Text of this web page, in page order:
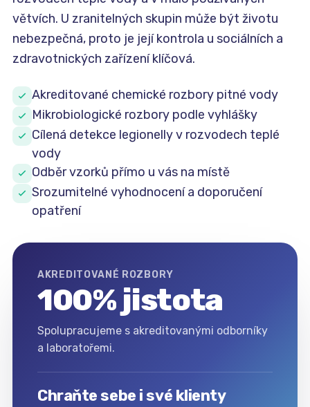
větvích. U zranitelných skupin může být životu
nebezpečná, proto je její kontrola u sociálních a
zdravotnických zařízení klíčová.
Akreditované chemické rozbory pitné vody
Mikrobiologické rozbory podle vyhlášky
Cílená detekce legionelly v rozvodech teplé
vody
Odběr vzorků přímo u vás na místě
Srozumitelné vyhodnocení a doporučení
opatření
AKREDITOVANÉ ROZBORY
100% jistota
Spolupracujeme s akreditovanými odborníky
a laboratořemi.
Chraňte sebe i své klienty